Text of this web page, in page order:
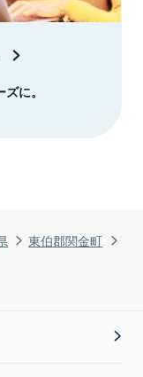
東伯郡関金町
に。